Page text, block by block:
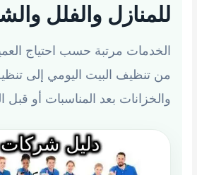
للمنازل والفلل
الخدمات مرتبة حسب احتياج
من تنظيف البيت اليومي إلى
والخزانات بعد المناسبات أو